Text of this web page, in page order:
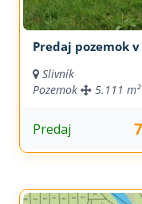
Predaj pozemok
Slivník
Pozemok
5.111 m²
Predaj